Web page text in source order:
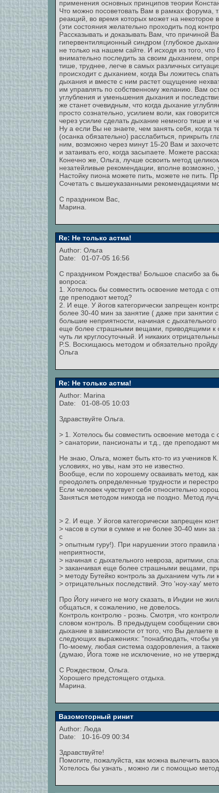
применения основных принципов теории
Что можно посоветовать Вам в рамках форума,
реакций, во время которых может на некоторое
(эти состояния желательно проходить под
Рассказывать и доказывать Вам, что причиной
гипервентиляционный синдром (глубокое
не только на нашем сайте. И исходя из того,
внимательно последить за своим дыханием,
тише, труднее, легче в самых различных
происходит с дыханием, когда Вы ложитесь
дыхания и вместе с ним растет ощущение
им управлять по собственному желанию. Вам
углубления и уменьшения дыхания и
же станет очевидным, что когда дыхание
просто сознательно, усилием воли, как
через усилие сделать дыхание немного тише и
Ну а если Вы не знаете, чем занять себя, когда
(осанка обязательно) расслабиться, прикрыть
ним, возможно через минут 15-20 Вам и
и затаивать его, когда засыпаете. Можете
Конечно же, Ольга, лучше освоить метод
незатейливые рекомендации, вполне
Настойку пиона можете пить, можете не пить.
Сочетать с вышеуказанными рекомендациями
С праздником Вас,
Марина.
Re: Не только астма!
Author: Ольга
Date: 01-07-05 16:56
C праздником Рождества! Большое спасибо за
вопроса:
1. Хотелось бы совместить освоение метода с
где преподают метод?
2. И еще. У йогов категорически запрещен
более 30-40 мин за занятие ( даже при
большие неприятности, начиная с
еще более страшными вещами, приводящими к
чуть ли круглосуточный. И никаких
P.S. Восхищаюсь методом и обязательно
Ольга
Re: Не только астма!
Author: Marina
Date: 01-08-05 10:03
Здравствуйте Ольга.
> 1. Хотелось бы совместить освоение метода с
> санатории, пансионаты и т.д., где преподают
Не знаю, Ольга, может быть кто-то из учеников
условиях, но увы, нам это не известно.
Вообще, если по хорошему осваивать метод,
преодолеть определенные трудности и
Если человек чувствует себя относительно
Заняться методом никогда не поздно. Метод
> 2. И еще. У йогов категорически запрещен
> часов в сутки в сумме и не более 30-40 мин за
с
> опытным гуру!). При нарушении этого
неприятности,
> начиная с дыхательного невроза, аритмии,
> заканчивая еще более страшными вещами,
> методу Бутейко контроль за дыханием чуть ли
> отрицательных последствий. Это 'ноу-хау'
Про Йогу ничего не могу сказать, в Индии не
общаться, к сожалению, не довелось.
Контроль контролю - рознь. Смотря, что
словом контроль. В предыдущем сообщении
дыхание в зависимости от того, что Вы делаете
следующих выражениях: "понаблюдать, чтобы
По-моему, любая система оздоровления, а
(думаю, Йога тоже не исключение, но не
С Рождеством, Ольга.
Хорошего предстоящего отдыха.
Марина.
Вазомоторный ринит
Author: Люда
Date: 10-16-09 00:34
Здравствуйте!
Помогите, пожалуйста, как можна вылечить
Хотелось бы узнать , можно ли с помощью